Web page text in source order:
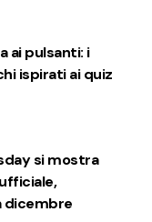
ai pulsanti: i
ispirati ai quiz
si mostra
dicembre